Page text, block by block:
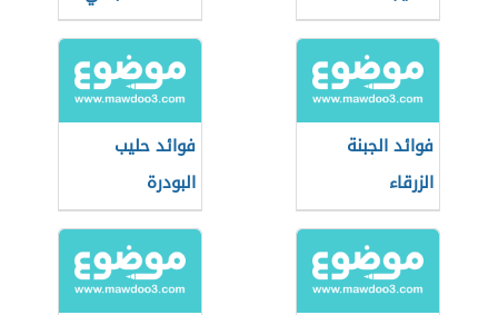
فوائد الجبنة
الزرقاء
فوائد حليب
البودرة